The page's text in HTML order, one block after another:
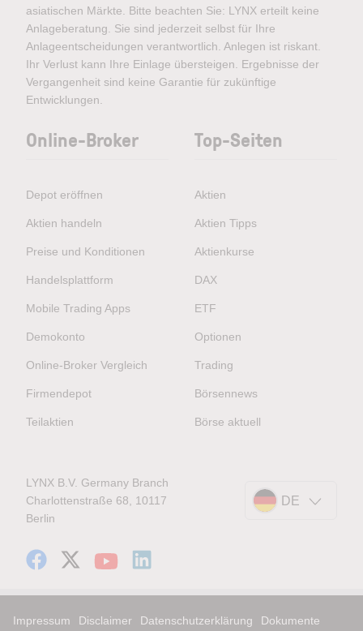
asiatischen Märkte. Bitte beachten Sie: LYNX erteilt keine
Anlageberatung. Sie sind jederzeit selbst für Ihre
Anlageentscheidungen verantwortlich. Anlegen ist riskant.
Ihr Verlust kann Ihre Einlage übersteigen. Ergebnisse der
Vergangenheit sind keine Garantie für zukünftige
Entwicklungen.
Online-Broker
Depot eröffnen
Aktien handeln
Preise und Konditionen
Handelsplattform
Mobile Trading Apps
Demokonto
Online-Broker Vergleich
Firmendepot
Teilaktien
Top-Seiten
Aktien
Aktien Tipps
Aktienkurse
DAX
ETF
Optionen
Trading
Börsennews
Börse aktuell
LYNX B.V. Germany Branch
Charlottenstraße 68, 10117
Berlin
DE
Impressum Disclaimer Datenschutzerklärung
Dokumente